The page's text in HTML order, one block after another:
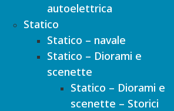
autoelettrica
Statico
Statico – navale
Statico – Diorami e
scenette
Statico – Diorami e
scenette – Storici